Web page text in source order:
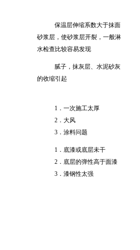
保温层伸缩系数大于抹面
砂浆层，使砂浆层开裂，一般淋
水检查比较容易发现
腻子，抹灰层、水泥砂灰
的收缩引起
1．一次施工太厚
2．大风
3．涂料问题
1．底漆或底层未干
2．底层的弹性高于面漆
3 ． 漆钢性太强